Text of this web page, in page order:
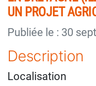
UN PROJET
Publiée le : 30
Description
Localisation